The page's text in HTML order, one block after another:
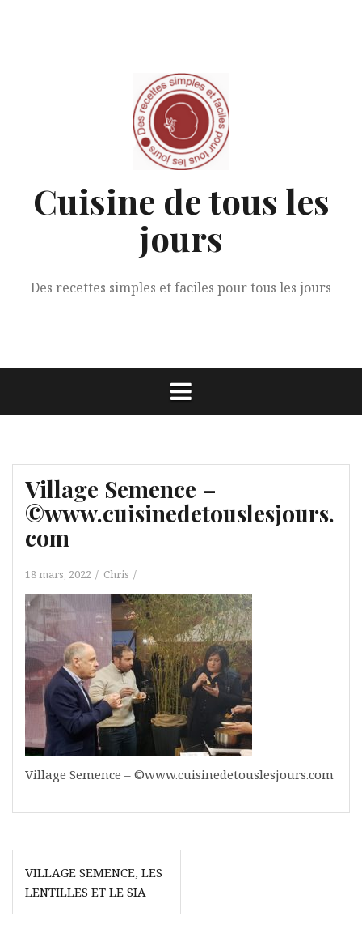
Cuisine de tous les
jours
Des recettes simples et faciles pour tous les jours
Village Semence –
©www.cuisinedetouslesjours.
com
18 mars, 2022 Chris
Village Semence – ©www.cuisinedetouslesjours.com
Navigation
de
l’article
VILLAGE SEMENCE, LES
LENTILLES ET LE SIA